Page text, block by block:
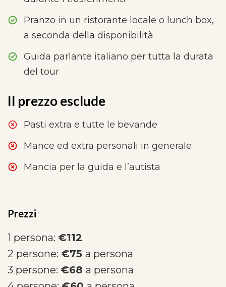
Pranzo in un ristorante locale o lunch box,
a seconda della disponibilità
Guida parlante italiano per tutta la durata
del tour
Il prezzo esclude
Pasti extra e tutte le bevande
Mance ed extra personali in generale
Mancia per la guida e l’autista
Prezzi
1 persona: €112
2 persone: €75 a persona
3 persone: €68 a persona